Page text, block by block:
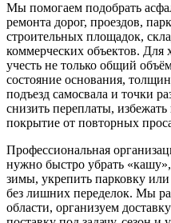
Мы помогаем подобрать
ремонта дорог, проездов,
строительных площадок,
коммерческих объектов. Для
учесть не только общий
состояние основания,
подъезд самосвала и точки
снизить переплаты,
покрытие от повторных
Профессиональная
нужно быстро убрать
зимы, укрепить парковку
без лишних переделок. Мы
области, организуем